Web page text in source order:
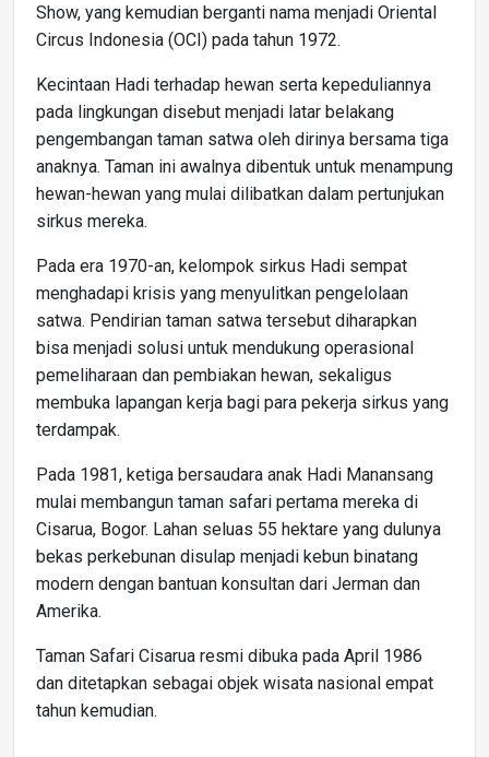
Show, yang kemudian berganti nama menjadi Oriental
Circus Indonesia (OCI) pada tahun 1972.
Kecintaan Hadi terhadap hewan serta kepeduliannya
pada lingkungan disebut menjadi latar belakang
pengembangan taman satwa oleh dirinya bersama tiga
anaknya. Taman ini awalnya dibentuk untuk menampung
hewan-hewan yang mulai dilibatkan dalam pertunjukan
sirkus mereka.
Pada era 1970-an, kelompok sirkus Hadi sempat
menghadapi krisis yang menyulitkan pengelolaan
satwa. Pendirian taman satwa tersebut diharapkan
bisa menjadi solusi untuk mendukung operasional
pemeliharaan dan pembiakan hewan, sekaligus
membuka lapangan kerja bagi para pekerja sirkus yang
terdampak.
Pada 1981, ketiga bersaudara anak Hadi Manansang
mulai membangun taman safari pertama mereka di
Cisarua, Bogor. Lahan seluas 55 hektare yang dulunya
bekas perkebunan disulap menjadi kebun binatang
modern dengan bantuan konsultan dari Jerman dan
Amerika.
Taman Safari Cisarua resmi dibuka pada April 1986
dan ditetapkan sebagai objek wisata nasional empat
tahun kemudian.